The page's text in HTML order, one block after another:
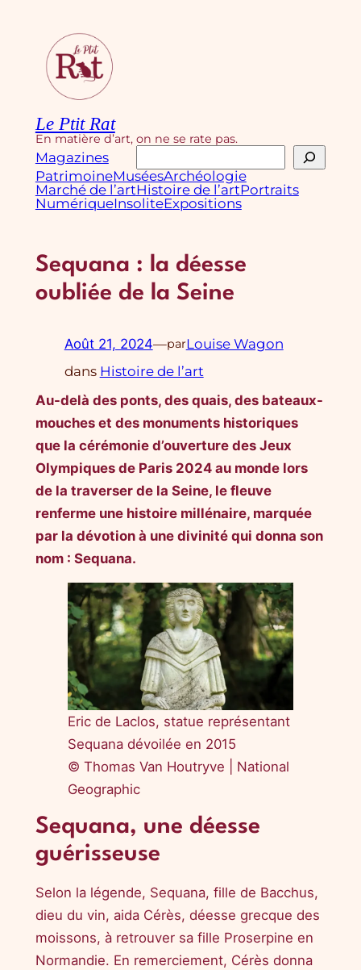
contenu
Le Ptit Rat
En matière d’art, on ne se rate pas.
Magazines
Rechercher
PatrimoineMuséesArchéologie
Marché de l’artHistoire de l’artPortraits
NumériqueInsoliteExpositions
Sequana : la déesse
oubliée de la Seine
Août 21, 2024—parLouise Wagon
dans Histoire de l’art
Au-delà des ponts, des quais, des bateaux-
mouches et des monuments historiques
que la cérémonie d’ouverture des Jeux
Olympiques de Paris 2024 au monde lors
de la traverser de la Seine, le fleuve
renferme une histoire millénaire, marquée
par la dévotion à une divinité qui donna son
nom : Sequana.
Eric de Laclos, statue représentant
Sequana dévoilée en 2015
© Thomas Van Houtryve | National
Geographic
Sequana, une déesse
guérisseuse
Selon la légende, Sequana, fille de Bacchus,
dieu du vin, aida Cérès, déesse grecque des
moissons, à retrouver sa fille Proserpine en
Normandie. En remerciement, Cérès donna